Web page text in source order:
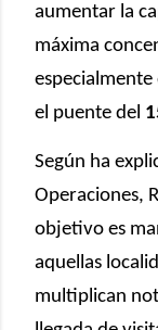
aumentar la
máxima
el puente del
Según ha
Operaciones,
objetivo es
aquellas
multiplican